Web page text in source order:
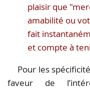
plaisir que
amabilité ou
fait
et compte à
Pour les
faveur de